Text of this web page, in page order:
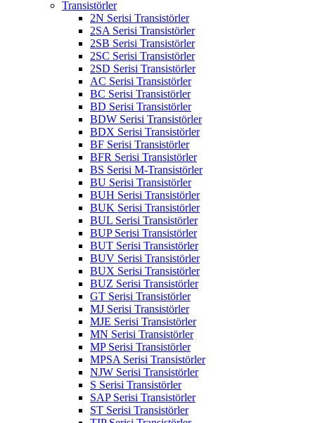
Transistörler
2N Serisi Transistörler
2SA Serisi Transistörler
2SB Serisi Transistörler
2SC Serisi Transistörler
2SD Serisi Transistörler
AC Serisi Transistörler
BC Serisi Transistörler
BD Serisi Transistörler
BDW Serisi Transistörler
BDX Serisi Transistörler
BF Serisi Transistörler
BFR Serisi Transistörler
BS Serisi M-Transistörler
BU Serisi Transistörler
BUH Serisi Transistörler
BUK Serisi Transistörler
BUL Serisi Transistörler
BUP Serisi Transistörler
BUT Serisi Transistörler
BUV Serisi Transistörler
BUX Serisi Transistörler
BUZ Serisi Transistörler
GT Serisi Transistörler
MJ Serisi Transistörler
MJE Serisi Transistörler
MN Serisi Transistörler
MP Serisi Transistörler
MPSA Serisi Transistörler
NJW Serisi Transistörler
S Serisi Transistörler
SAP Serisi Transistörler
ST Serisi Transistörler